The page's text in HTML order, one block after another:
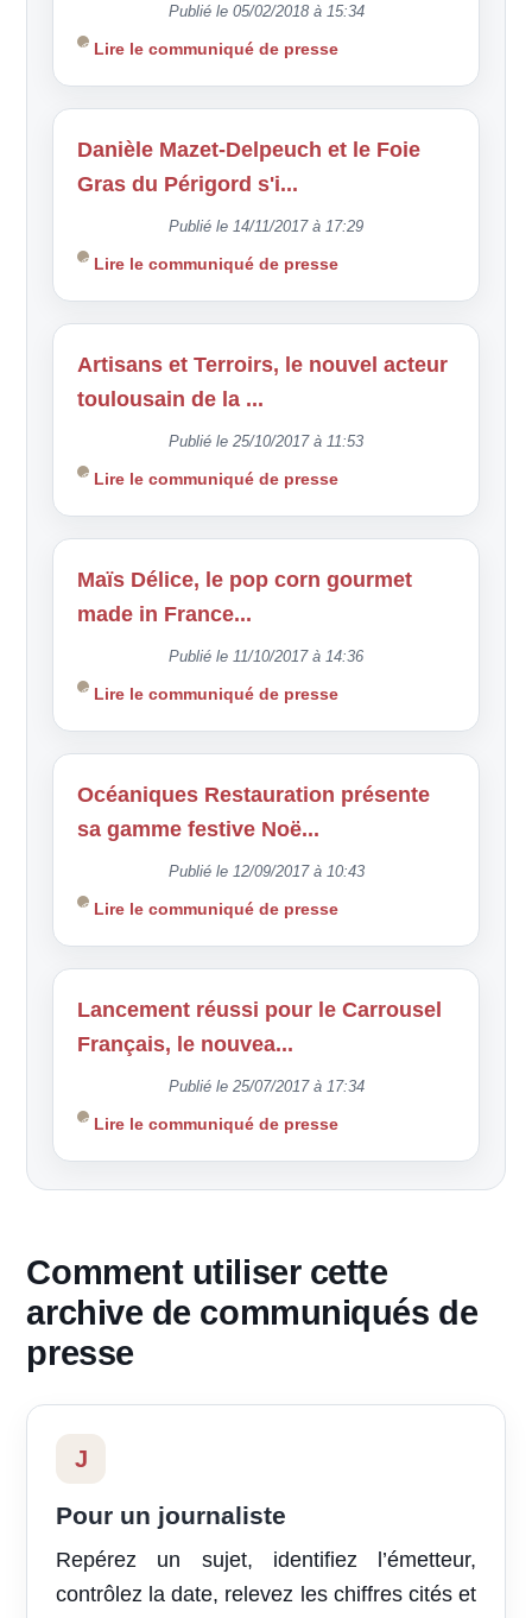
Publié le 05/02/2018 à 15:34
Lire le communiqué de presse
Danièle Mazet-Delpeuch et le Foie
Gras du Périgord s'i...
Publié le 14/11/2017 à 17:29
Lire le communiqué de presse
Artisans et Terroirs, le nouvel acteur
toulousain de la ...
Publié le 25/10/2017 à 11:53
Lire le communiqué de presse
Maïs Délice, le pop corn gourmet
made in France...
Publié le 11/10/2017 à 14:36
Lire le communiqué de presse
Océaniques Restauration présente
sa gamme festive Noë...
Publié le 12/09/2017 à 10:43
Lire le communiqué de presse
Lancement réussi pour le Carrousel
Français, le nouvea...
Publié le 25/07/2017 à 17:34
Lire le communiqué de presse
Comment utiliser cette
archive de communiqués de
presse
J
Pour un journaliste
Repérez un sujet, identifiez l’émetteur,
contrôlez la date, relevez les chiffres cités et